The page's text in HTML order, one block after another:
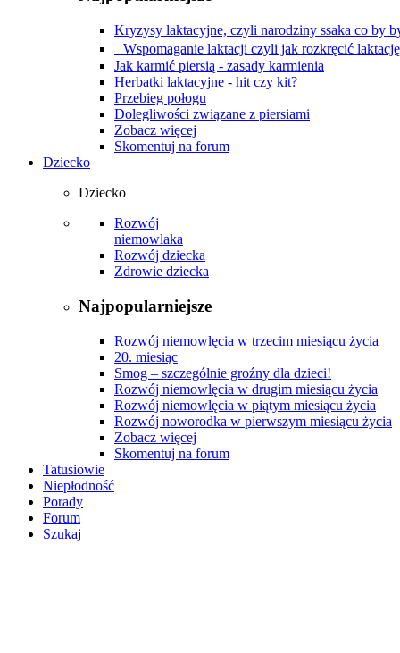
Kryzysy laktacyjne, czyli narodziny ssaka co by
Wspomaganie laktacji czyli jak rozkręcić
Jak karmić piersią - zasady karmienia
Herbatki laktacyjne - hit czy kit?
Przebieg połogu
Dolegliwości związane z piersiami
Zobacz więcej
Skomentuj na forum
Dziecko
Dziecko
Rozwój
niemowlaka
Rozwój dziecka
Zdrowie dziecka
Najpopularniejsze
Rozwój niemowlęcia w trzecim miesiącu życia
20. miesiąc
Smog – szczególnie groźny dla dzieci!
Rozwój niemowlęcia w drugim miesiącu życia
Rozwój niemowlęcia w piątym miesiącu życia
Rozwój noworodka w pierwszym miesiącu życia
Zobacz więcej
Skomentuj na forum
Tatusiowie
Niepłodność
Porady
Forum
Szukaj